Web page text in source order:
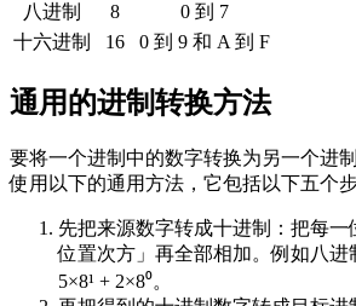
八进制
8
0 到 7
十六进制
16 0 到 9 和 A 到 F
通用的进制转换方法
要将一个进制中的数字转换为另一个进
使用以下的通用方法，它包括以下五个步
先把来源数字转成十进制：把每一
位置次方」再全部相加。例如八进
5×8¹ + 2×8⁰。